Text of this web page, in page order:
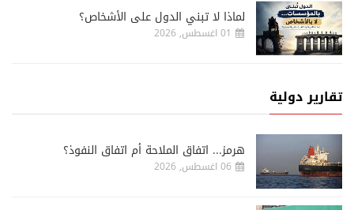
لماذا لا تبني الدول على الأشخاص؟
01 اغسطس, 2026
تقارير دولية
هرمز... اتفاق الملاحة أم اتفاق النفوذ؟
06 اغسطس, 2026